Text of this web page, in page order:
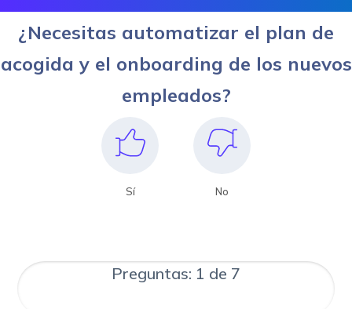
¿Necesitas automatizar el plan de
acogida y el onboarding de los nuevos
empleados?
Sí No
Preguntas: 1 de 7